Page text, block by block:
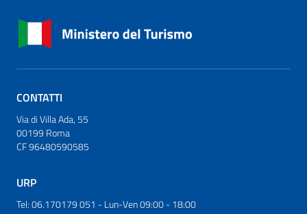
CONTATTI
Via di Villa Ada, 55
00199 Roma
CF 96480590585
URP
Tel: 06.170179 051 - Lun-Ven 09:00 - 18:00